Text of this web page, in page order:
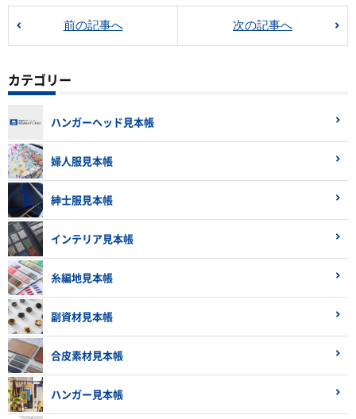
前の記事へ 次の記事へ
カテゴリー
ハンガーヘッド見本帳
婦人服見本帳
紳士服見本帳
インテリア見本帳
糸編地見本帳
副資材見本帳
合皮素材見本帳
ハンガー見本帳